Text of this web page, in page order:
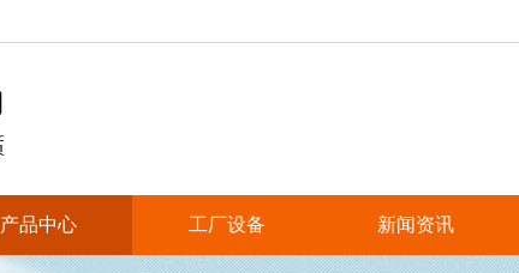
产品中心 工厂设备 新闻资讯